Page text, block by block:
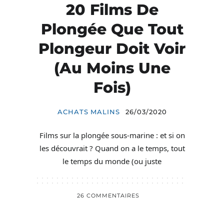
20 Films De
Plongée Que Tout
Plongeur Doit Voir
(au Moins Une
Fois)
ACHATS MALINS 26/03/2020
Films sur la plongée sous-marine : et si on
les découvrait ? Quand on a le temps, tout
le temps du monde (ou juste
26 COMMENTAIRES